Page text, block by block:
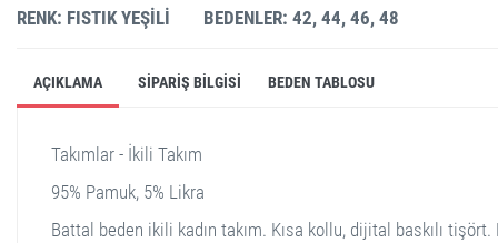
RENK: FISTIK YEŞILI BEDENLER: 42, 44, 46, 48
AÇIKLAMA SIPARIŞ BILGISI BEDEN TABLOSU
Takımlar - İkili Takım
95% Pamuk, 5% Likra
Battal beden ikili kadın takım. Kısa kollu, dijital baskılı tişört.